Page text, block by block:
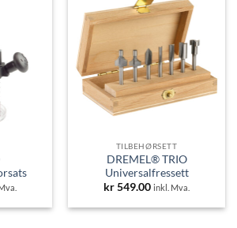
TILBEHØRSETT
DREMEL® TRIO
Universalfressett
kr549.00 inkl. Mva.